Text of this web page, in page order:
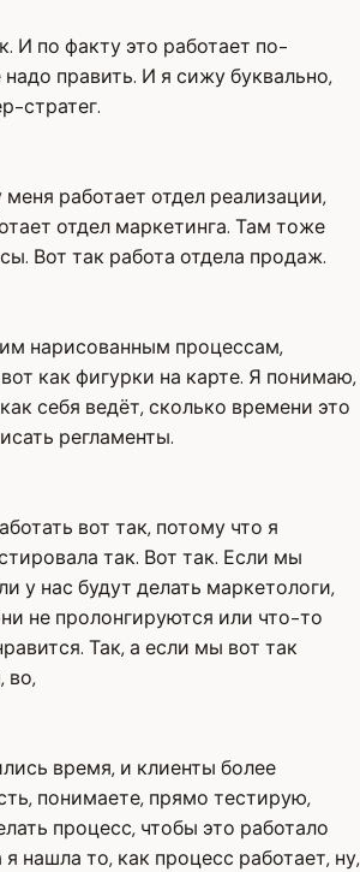
И по факту это работает по-
править. И я сижу буквально,
стратег.
работает отдел реализации,
отдел маркетинга. Там тоже
Вот так работа отдела продаж.
нарисованным процессам,
как фигурки на карте. Я понимаю,
себя ведёт, сколько времени это
регламенты.
вот так, потому что я
так. Вот так. Если мы
у нас будут делать маркетологи,
не пролонгируются или что-то
Так, а если мы вот так
во,
время, и клиенты более
понимаете, прямо тестирую,
процесс, чтобы это работало
нашла то, как процесс работает, ну,